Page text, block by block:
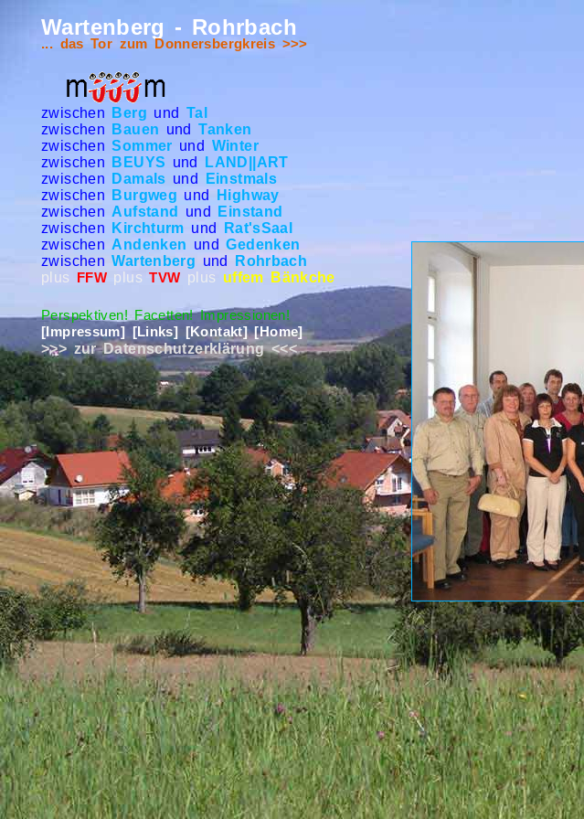
Wartenberg - Rohrbach
... das Tor zum Donnersbergkreis >>>
zwischen Berg und Tal
zwischen
Bauen undTanken
zwischen Sommer und Winter
zwischen
BEUYS und
LAND||ART
zwischen
Damals und
Einstmals
zwischen
Burgweg und
Highway
zwischen Aufstand und
Einstand
zwischen
Kirchturm und
Rat'sSaal
zwischen Andenken undGedenken
zwischenWartenberg und
Rohrbach
plus
FFW plusTVW plus uffem Bänkche
Perspektiven! Facetten! Impressionen!
[Impressum]
[Links] [Kontakt] [Home]
>>> zur Datenschutzerklärung <<<